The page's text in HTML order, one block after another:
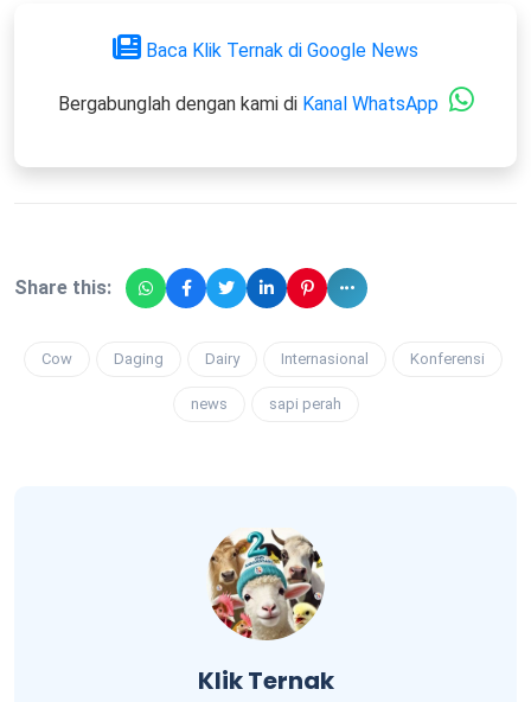
Baca Klik Ternak di Google News
Bergabunglah dengan kami di Kanal WhatsApp
Share this:
Cow Daging Dairy Internasional Konferensi
news sapi perah
Klik Ternak